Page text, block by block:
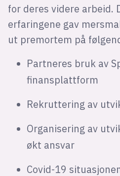
for deres videre arbeid.
erfaringene gav
ut premortem på
Partneres bruk av
finansplattform
Rekruttering av
Organisering av
økt ansvar
Covid-19